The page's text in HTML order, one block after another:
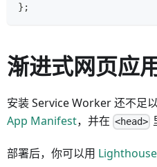
} ;
渐进式网页应
安装 Service Worker 还不足
App Manifest，并在 <head>
部署后，你可以用 Lighthouse